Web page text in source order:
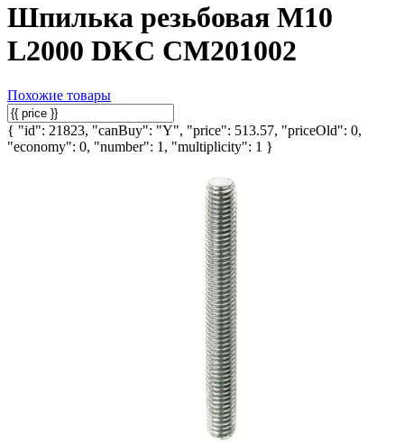
Шпилька резьбовая М10
L2000 DKC CM201002
Похожие товары
{ "id": 21823, "canBuy": "Y", "price": 513.57, "priceOld": 0,
"economy": 0, "number": 1, "multiplicity": 1 }